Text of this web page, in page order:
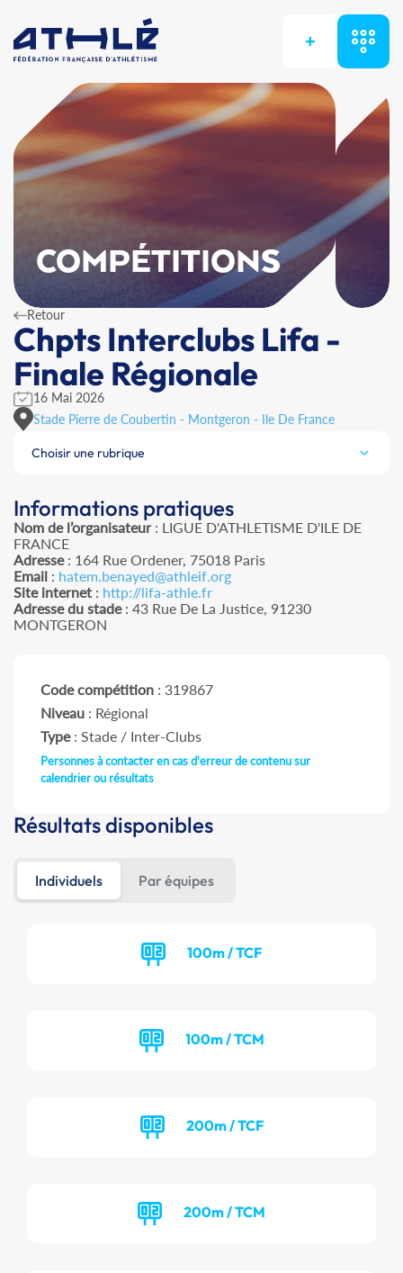
+
COMPÉTITIONS
Retour
Chpts Interclubs Lifa -
Finale Régionale
16 Mai 2026
Stade Pierre de Coubertin - Montgeron - Ile De France
Choisir une rubrique
Informations pratiques
Nom de l’organisateur: LIGUE D'ATHLETISME D'ILE DE
FRANCE
Adresse: 164 Rue Ordener, 75018 Paris
Email : hatem.benayed@athleif.org
Site internet : http://lifa-athle.fr
Adresse du stade: 43 Rue De La Justice, 91230
MONTGERON
Code compétition : 319867
Niveau : Régional
Type: Stade / Inter-Clubs
Personnes à contacter en cas d'erreur de contenu sur
calendrier ou résultats
Résultats disponibles
Individuels Par équipes
100m / TCF
100m / TCM
200m / TCF
200m / TCM